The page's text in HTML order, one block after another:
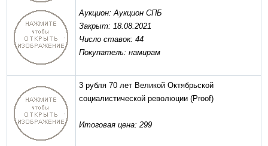
Аукцион: Аукцион СПБ
Закрыт: 18.08.2021
Число ставок: 44
Покупатель: намирам
3 рубля 70 лет Великой Октябрьской
социалистической революции (Proof)
Итоговая цена: 299